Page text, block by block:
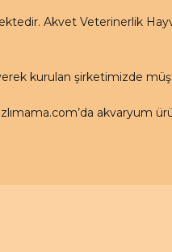
Akvet Veterinerlik
kurulan şirketimizde
akvaryum